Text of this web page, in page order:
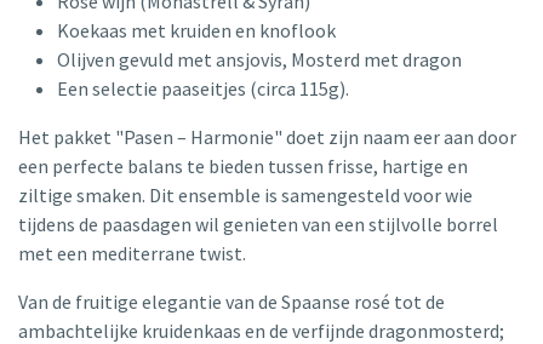
Koekaas met kruiden en knoflook
Olijven gevuld met ansjovis, Mosterd met dragon
Een selectie paaseitjes (circa 115g).
Het pakket "Pasen – Harmonie" doet zijn naam eer aan door
een perfecte balans te bieden tussen frisse, hartige en
ziltige smaken. Dit ensemble is samengesteld voor wie
tijdens de paasdagen wil genieten van een stijlvolle borrel
met een mediterrane twist.
Van de fruitige elegantie van de Spaanse rosé tot de
ambachtelijke kruidenkaas en de verfijnde dragonmosterd;